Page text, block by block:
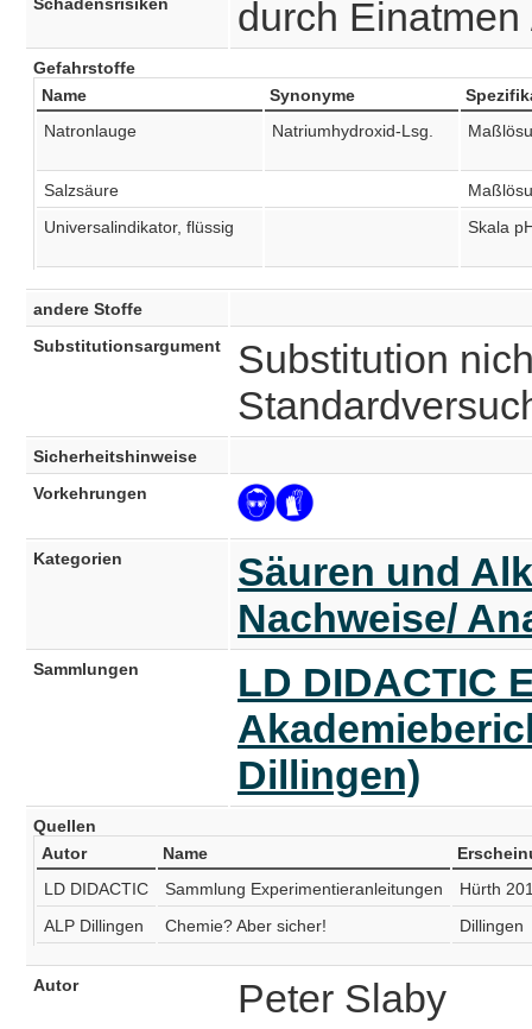
durch
Gefahrstoffe
Name
Synonyme
Natronlauge
Natriumhydroxid-Lsg.
Salzsäure
Universalindikator, flüssig
Skala
andere Stoffe
Substitutionsargument
Substitution
Sicherheitshinweise
Vorkehrungen
Kategorien
Säuren und
Nachweise/
Sammlungen
LD DIDACTIC
Dillingen)
Quellen
Autor
Name
LD DIDACTIC
Sammlung Experimentieranleitungen
Hürth
ALP Dillingen
Chemie? Aber sicher! Dillingen
Autor Peter Slaby